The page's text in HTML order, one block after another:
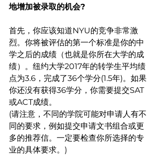
地增加被录取的机会?
首先，你应该知道NYU的竞争非常激
烈。你将被评估的第一个标准是你的中
学之后的成绩（也就是你所在大学的成
绩）。纽约大学2017年的转学生平均绩
点为3.6，完成了36个学分(1.5年)。如果
你还没有获得36学分，你需要提交SAT
或ACT成绩。
(请注意，不同的学院可能对申请人有不
同的要求，例如提交申请文书组合或更
多的推荐信。一定要检查你所选择的专
业的具体要求。)